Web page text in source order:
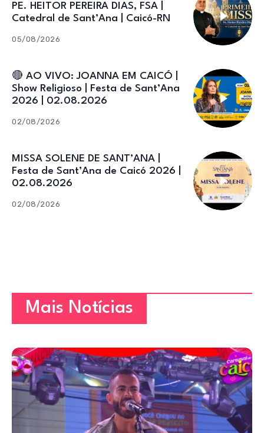
PE. HEITOR PEREIRA DIAS, FSA |
Catedral de Sant’Ana | Caicó-RN
05/08/2026
🔴 AO VIVO: JOANNA EM CAICÓ |
Show Religioso | Festa de Sant’Ana
2026 | 02.08.2026
02/08/2026
MISSA SOLENE DE SANT’ANA |
Festa de Sant’Ana de Caicó 2026 |
02.08.2026
02/08/2026
Mais Notícias